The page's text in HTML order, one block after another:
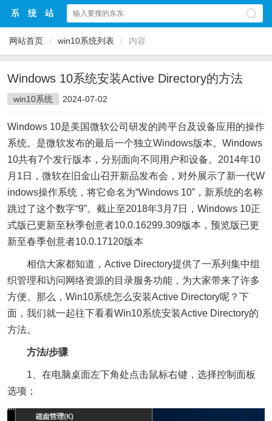
网站首页 / win10系统列表 / 内容
Windows 10系统安装Active Directory的方法
win10系统 2024-07-02
Windows 10是美国微软公司研发的跨平台及设备应用的操作
系统。是微软发布的最后一个独立Windows版本。Windows
10共有7个发行版本，分别面向不同用户和设备。2014年10
月1日，微软在旧金山召开新品发布会，对外展示了新一代W
indows操作系统，将它命名为“Windows 10”，新系统的名称
跳过了这个数字“9”。截止至2018年3月7日，Windows 10正
式版已更新至秋季创意者10.0.16299.309版本，预览版已更
新至春季创意者10.0.17120版本
相信大家都知道，Active Directory提供了一系列集中组
织管理和访问网络资源的目录服务功能，为大家带来了许多
方便。那么，Win10系统怎么安装Active Directory呢？下
面，我们就一起往下看看Win10系统安装Active Directory的
方法。
方法/步骤
1、在电脑桌面左下角处点击鼠标右键，选择控制面板
选项；